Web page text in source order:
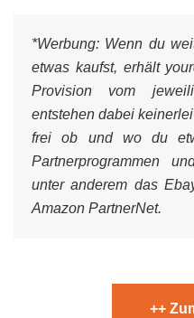
*Werbung: Wenn du
etwas kaufst, erhält
Provision vom
entstehen dabei
frei ob und wo du
Partnerprogrammen
unter anderem das
Amazon PartnerNet.
++